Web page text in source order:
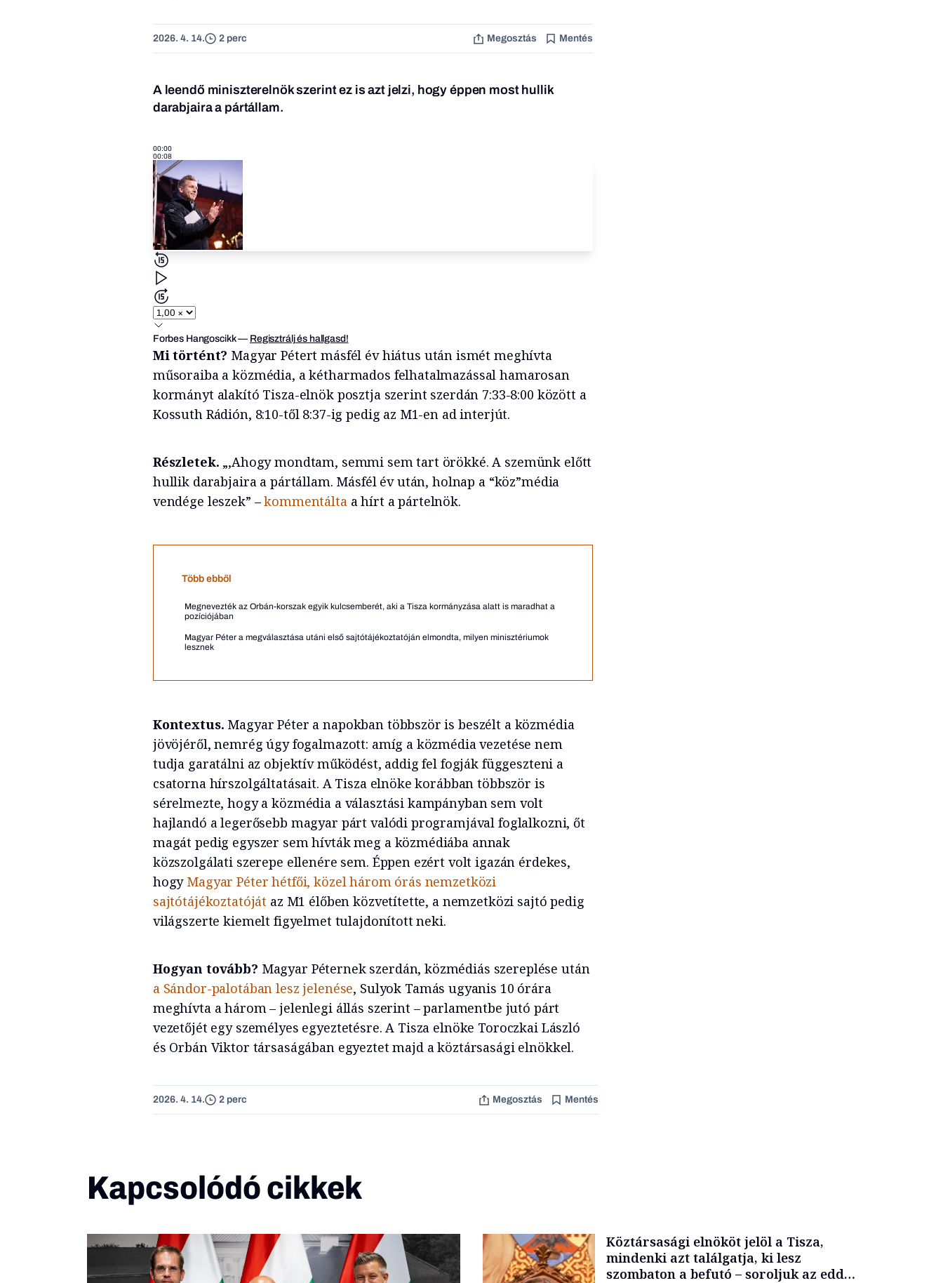
2026. 4. 14. 2 perc Megosztás Mentés
A leendő miniszterelnök szerint ez is azt jelzi, hogy éppen most hullik
darabjaira a pártállam.
00:00
00:08
Forbes Hangoscikk— Regisztrálj és hallgasd!
Mi történt? Magyar Pétert másfél év hiátus után ismét meghívta
műsoraiba a közmédia, a kétharmados felhatalmazással hamarosan
kormányt alakító Tisza-elnök posztja szerint szerdán 7:33-8:00 között a
Kossuth Rádión, 8:10-től 8:37-ig pedig az M1-en ad interjút.
Részletek. „‚Ahogy mondtam, semmi sem tart örökké. A szemünk előtt
hullik darabjaira a pártállam. Másfél év után, holnap a “köz”média
vendége leszek” –kommentálta a hírt a pártelnök.
Több ebből
Megnevezték az Orbán-korszak egyik kulcsemberét, aki a Tisza kormányzása alatt is maradhat a
pozíciójában
Magyar Péter a megválasztása utáni első sajtótájékoztatóján elmondta, milyen minisztériumok
lesznek
Kontextus. Magyar Péter a napokban többször is beszélt a közmédia
jövöjéről, nemrég úgy fogalmazott: amíg a közmédia vezetése nem
tudja garatálni az objektív működést, addig fel fogják függeszteni a
csatorna hírszolgáltatásait. A Tisza elnöke korábban többször is
sérelmezte, hogy a közmédia a választási kampányban sem volt
hajlandó a legerősebb magyar párt valódi programjával foglalkozni, őt
magát pedig egyszer sem hívták meg a közmédiába annak
közszolgálati szerepe ellenére sem. Éppen ezért volt igazán érdekes,
hogy Magyar Péter hétfői, közel három órás nemzetközi
sajtótájékoztatóját az M1 élőben közvetítette, a nemzetközi sajtó pedig
világszerte kiemelt figyelmet tulajdonított neki.
Hogyan tovább? Magyar Péternek szerdán, közmédiás szereplése után
a Sándor-palotában lesz jelenése, Sulyok Tamás ugyanis 10 órára
meghívta a három – jelenlegi állás szerint – parlamentbe jutó párt
vezetőjét egy személyes egyeztetésre. A Tisza elnöke Toroczkai László
és Orbán Viktor társaságában egyeztet majd a köztársasági elnökkel.
2026. 4. 14. 2 perc Megosztás Mentés
Kapcsolódó cikkek
Köztársasági elnököt jelöl a Tisza,
mindenki azt találgatja, ki lesz
szombaton a befutó – soroljuk az eddig